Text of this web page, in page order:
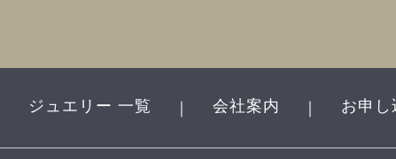
ジュエリー 一覧 会社案内 お申し